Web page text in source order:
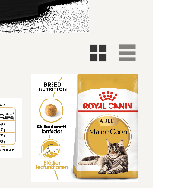
Rutnätsvy
Listvy